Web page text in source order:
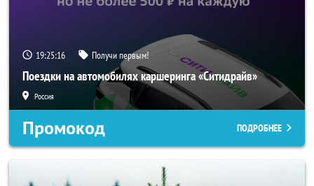
19:25:15 Получи первым!
Поездки на автомобилях каршеринга «Ситидрайв»
Россия
Промокод ПОДРОБНЕЕ